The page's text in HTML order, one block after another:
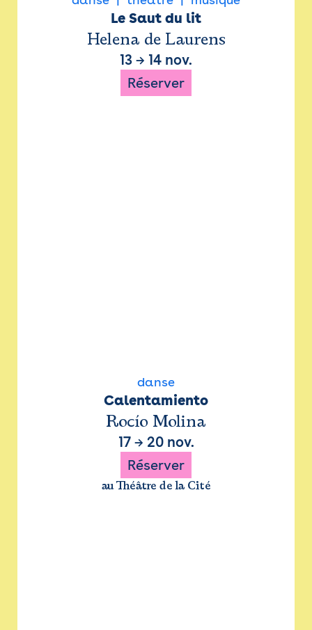
Le Saut du lit
Helena de Laurens
13 → 14 nov.
Réserver
danse
Calentamiento
Rocío Molina
17→ 20 nov.
Réserver
au Théâtre de la Cité